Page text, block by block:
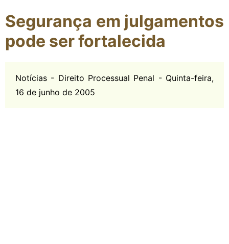
Segurança em julgamentos
pode ser fortalecida
Notícias - Direito Processual Penal - Quinta-feira,
16 de junho de 2005